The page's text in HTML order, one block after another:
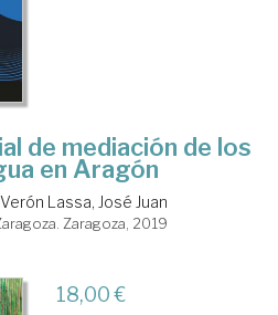
de mediación de los
en Aragón
Verón Lassa, José Juan
Zaragoza, 2019
18,00 €